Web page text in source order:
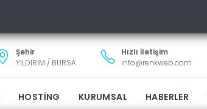
Şehir
YILDIRIM / BURSA
Hızlı İletişim
info@renkweb.com
HOSTİNG KURUMSAL HABERLER